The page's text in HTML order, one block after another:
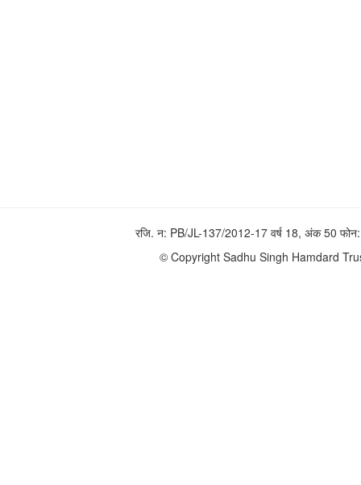
रजि. न: PB/JL-137/2012-17 वर्ष 18, अंक 50
© Copyright Sadhu Singh Hamdard